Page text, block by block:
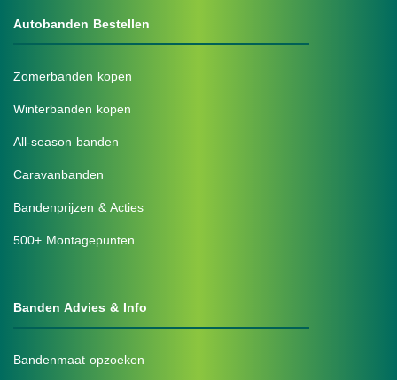
Autobanden Bestellen
Zomerbanden kopen
Winterbanden kopen
All-season banden
Caravanbanden
Bandenprijzen & Acties
500+ Montagepunten
Banden Advies & Info
Bandenmaat opzoeken